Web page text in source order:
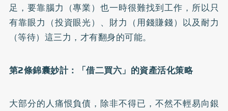
足，要靠腦力（專業）也一時很難找到工作，所以只
有靠眼力（投資眼光）、財力（用錢賺錢）以及耐力
（等待）這三力，才有翻身的可能。
第2條錦囊妙計：「借二買六」的資產活化策略
大部分的人痛恨負債，除非不得已，不然不輕易向銀